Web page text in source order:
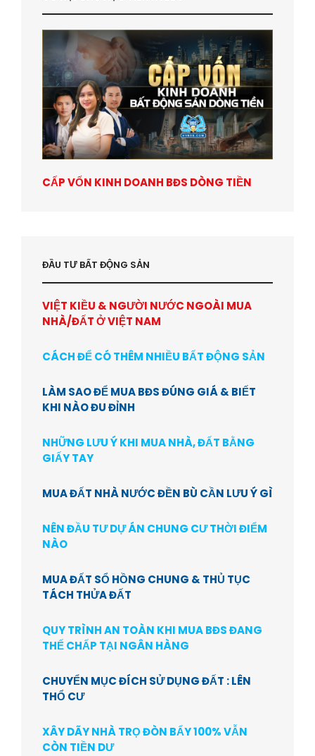
CẤP VỐN KINH DOANH BĐS DÒNG TIỀN
ĐẦU TƯ BẤT ĐỘNG SẢN
VIỆT KIỀU & NGƯỜI NƯỚC NGOÀI MUA
NHÀ/ĐẤT Ở VIỆT NAM
CÁCH ĐỂ CÓ THÊM NHIỀU BẤT ĐỘNG SẢN
LÀM SAO ĐỂ MUA BĐS ĐÚNG GIÁ & BIẾT
KHI NÀO ĐU ĐỈNH
NHỮNG LƯU Ý KHI MUA NHÀ, ĐẤT BẰNG
GIẤY TAY
MUA ĐẤT NHÀ NƯỚC ĐỀN BÙ CẦN LƯU Ý GÌ
NÊN ĐẦU TƯ DỰ ÁN CHUNG CƯ THỜI ĐIỂM
NÀO
MUA ĐẤT SỔ HỒNG CHUNG & THỦ TỤC
TÁCH THỬA ĐẤT
QUY TRÌNH AN TOÀN KHI MUA BĐS ĐANG
THẾ CHẤP TẠI NGÂN HÀNG
CHUYỂN MỤC ĐÍCH SỬ DỤNG ĐẤT : LÊN
THỔ CƯ
XÂY DÃY NHÀ TRỌ ĐÒN BẨY 100% VẪN
CÒN TIỀN DƯ